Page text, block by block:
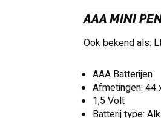
AAA MINI
Ook bekend als:
AAA Batterijen
Afmetingen: 44
1,5 Volt
Batterij type: